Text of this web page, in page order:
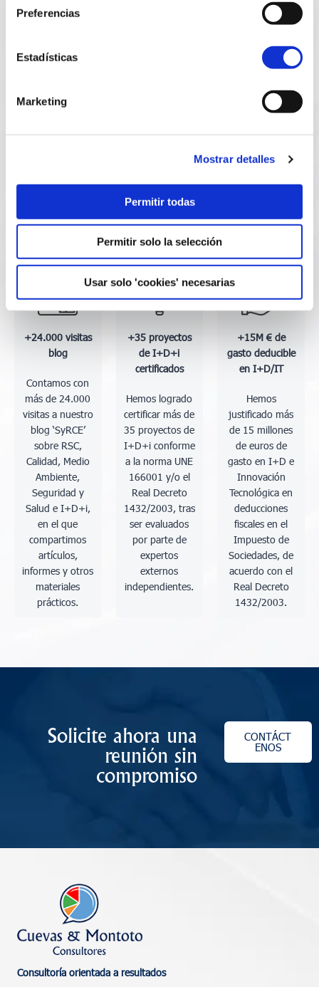
Preferencias
Estadísticas
Marketing
Mostrar detalles
Permitir todas
Permitir solo la selección
Usar solo 'cookies' necesarias
todos los
Gestión
nuestros
por nuestros
idiomas.
tres guías
sectoriales sobre
ISO de Calidad y
Medio Ambiente
más de
cincuenta
Calidad, I+D+i,
+24.000 visitas
blog
Contamos con
más de 24.000
visitas a nuestro
blog ‘SyRCE’
sobre RSC,
Calidad, Medio
Ambiente,
Seguridad y
Salud e I+D+i,
en el que
compartimos
artículos,
informes y otros
materiales
prácticos.
+35 proyectos
de I+D+i
certificados
Hemos logrado
certificar más de
35 proyectos de
I+D+i conforme
a la norma UNE
166001 y/o el
Real Decreto
1432/2003, tras
ser evaluados
por parte de
expertos
externos
independientes.
+15M € de
gasto deducible
en I+D/IT
Hemos
justificado más
de 15 millones
de euros de
gasto en I+D e
Innovación
Tecnológica en
deducciones
fiscales en el
Impuesto de
Sociedades, de
acuerdo con el
Real Decreto
1432/2003.
Solicite ahora una
reunión sin
compromiso
CONTÁCT
ENOS
Consultoría orientada a resultados